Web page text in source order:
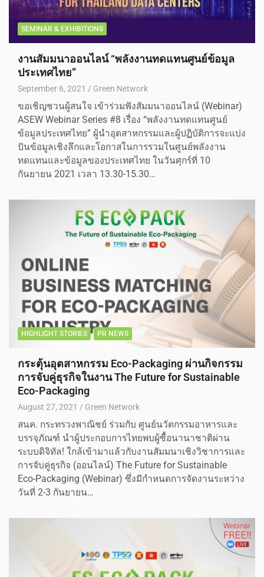
SEMINAR & EXHIBITIONS
งานสัมมนาออนไลน์ “พลังงานทดแทนศูนย์ข้อมูล
ประเทศไทย”
September 6, 2021 Green Network
ขอเชิญชวนผู้สนใจ เข้าร่วมฟังสัมมนาออนไลน์ (Webinar)
ASEW Webinar Series #8 เรื่อง “พลังงานทดแทนศูนย์
ข้อมูลประเทศไทย” ผู้นําอุตสาหกรรมและผู้ปฏิบัติการจะแบ่ง
ปันข้อมูลเชิงลึกและโอกาสในการรวมในศูนย์พลังงาน
ทดแทนและข้อมูลของประเทศไทย ในวันศุกร์ที่ 10
กันยายน 2021 เวลา 13.30-15.30…
HIGHLIGHT STORIES PR NEWS
กระตุ้นอุตสาหกรรม Eco-Packaging ผ่านกิจกรรม
การจับคู่ธุรกิจในงาน The Future for Sustainable
Eco-Packaging
August 27, 2021 Green Network
สนค. กระทรวงพาณิชย์ ร่วมกับ ศูนย์นวัตกรรมอาหารและ
บรรจุภัณฑ์ นำผู้ประกอบการไทยพบผู้ซื้อนานาชาติผ่าน
ระบบดิจิทัล! ใกล้เข้ามาแล้วกับงานสัมมนาเชิงวิชาการและ
การจับคู่ธุรกิจ (ออนไลน์) The Future for Sustainable
Eco-Packaging (Webinar) ซึ่งมีกำหนดการจัดงานระหว่าง
วันที่ 2-3 กันยายน…